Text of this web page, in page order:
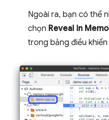
Ngoài ra, bạn có thể
chọn Reveal in
trong bảng điều